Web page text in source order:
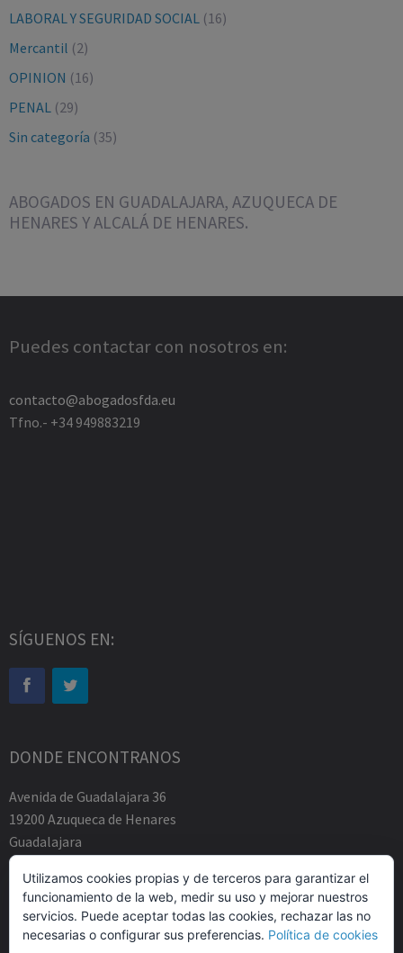
LABORAL Y SEGURIDAD SOCIAL (16)
Mercantil (2)
OPINION (16)
PENAL (29)
Sin categoría (35)
ABOGADOS EN GUADALAJARA, AZUQUECA DE
HENARES Y ALCALÁ DE HENARES.
Puedes contactar con nosotros en:
contacto@abogadosfda.eu
Tfno.- +34 949883219
SÍGUENOS EN:
DONDE ENCONTRANOS
Avenida de Guadalajara 36
19200 Azuqueca de Henares
Guadalajara
Tfno.-+34 949883219
contacto@abogadosfda.eu
Mañanas de 10:00a 14:00
Tardes de 17:00 a 20:00
Utilizamos cookies propias y de terceros para garantizar el
funcionamiento de la web, medir su uso y mejorar nuestros
servicios. Puede aceptar todas las cookies, rechazar las no
necesarias o configurar sus preferencias. Política de cookies